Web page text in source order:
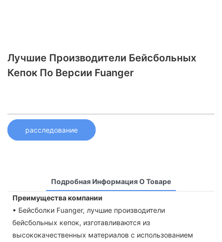
Лучшие Производители Бейсбольных
Кепок По Версии Fuanger
расследование
Подробная Информация О Товаре
Преимущества компании
• Бейсболки Fuanger, лучшие производители
бейсбольных кепок, изготавливаются из
высококачественных материалов с использованием